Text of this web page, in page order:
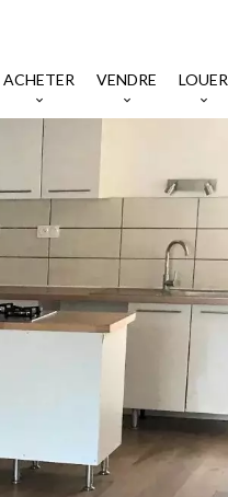
ACHETER VENDRE LOUER